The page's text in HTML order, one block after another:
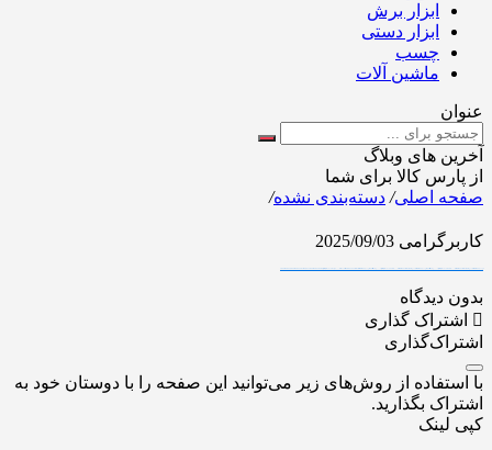
ابزار برش
ابزار دستی
چسب
ماشین آلات
عنوان
آخرین های وبلاگ
از پارس کالا برای شما
صفحه اصلی/ دسته‌بندی نشده/
کاربرگرامی 2025/09/03
بدون دیدگاه
اشتراک گذاری
اشتراک‌گذاری
با استفاده از روش‌های زیر می‌توانید این صفحه را با دوستان خود به
اشتراک بگذارید.
کپی لینک